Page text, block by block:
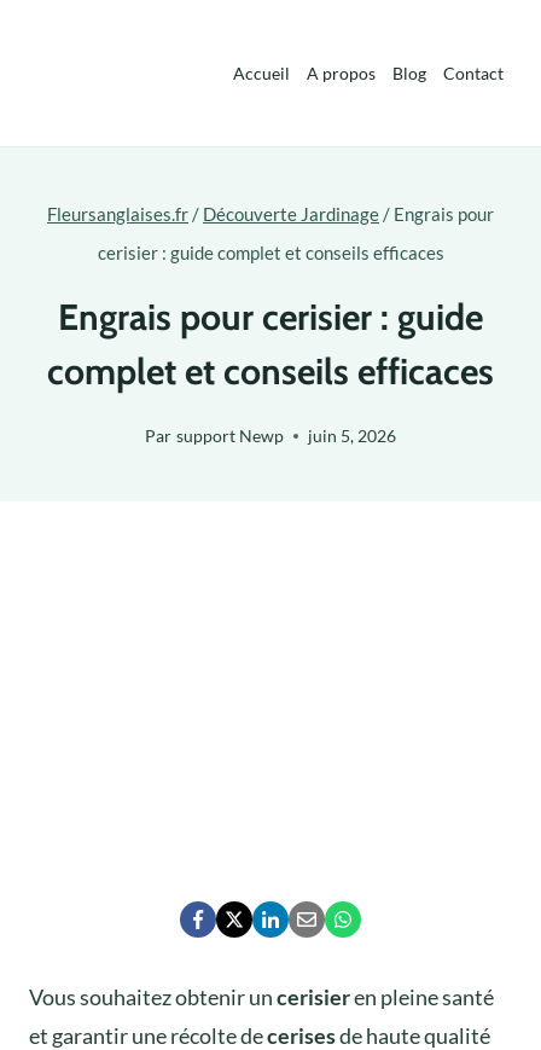
Accueil A propos Blog Contact
Fleursanglaises.fr/ Découverte Jardinage/ Engrais pour
cerisier : guide complet et conseils efficaces
Engrais pour cerisier : guide
complet et conseils efficaces
Par support Newp juin 5, 2026
Vous souhaitez obtenir uncerisieren pleine santé
et garantir une récolte decerisesde haute qualité